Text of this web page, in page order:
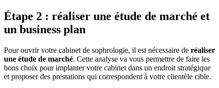
Étape 2 : réaliser une étude de marché et
un business plan
Pour ouvrir votre cabinet de sophrologie, il est nécessaire de réaliser
une étude de marché. Cette analyse va vous permettre de faire les
bons choix pour implanter votre cabinet dans un endroit stratégique
et proposer des prestations qui correspondent à votre clientèle cible.